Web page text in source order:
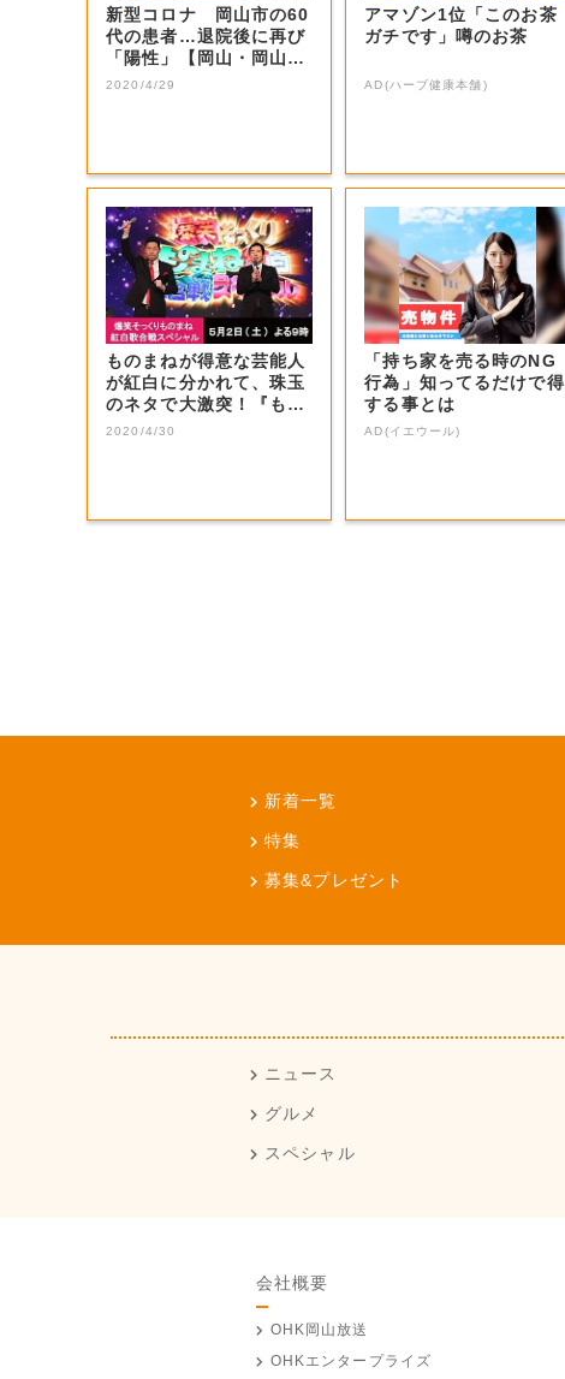
新型コロナ 岡山市の60
代の患者…退院後に再び
「陽性」【岡山・岡山
市】
2020/4/29
アマゾン1位「このお茶
ガチです」噂のお茶
AD(ハーブ健康本舗)
ものまねが得意な芸能人
が紅白に分かれて、珠玉
のネタで大激突！『もの
まね紅白』でし...
2020/4/30
「持ち家を売る時のNG
行為」知ってるだけで得
する事とは
AD(イエウール)
新着一覧
特集
募集&プレゼント
ニュース
グルメ
スペシャル
会社概要
OHK岡山放送
OHKエンタープライズ